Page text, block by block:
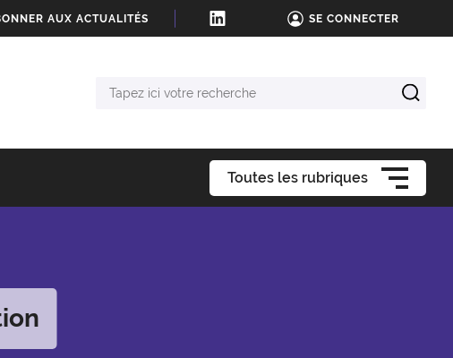
AUX ACTUALITÉS SE CONNECTER
Toutes les rubriques